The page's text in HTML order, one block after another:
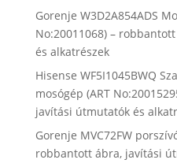
Gorenje W3D2A854ADS
No:20011068) –
és alkatrészek
Hisense WF5I1045BWQ
mosógép (ART
javítási útmutatók és
Gorenje MVC72FW
robbantott ábra, javítási